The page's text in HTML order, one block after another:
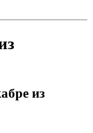
из